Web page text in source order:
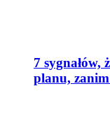
7 sygnałów,
planu,